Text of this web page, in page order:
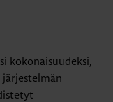
kokonaisuudeksi,
järjestelmän